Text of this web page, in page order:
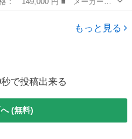
ード名： Ｓ キーレス 電
フル装備 Ｗエアバッグ ベン
もっと見る
で投稿出来る
(無料)